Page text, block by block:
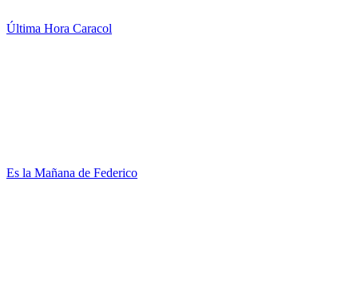
Última Hora Caracol
Es la Mañana de Federico